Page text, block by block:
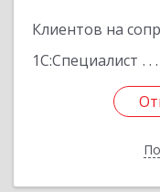
Клиентов на
1С:Специалист